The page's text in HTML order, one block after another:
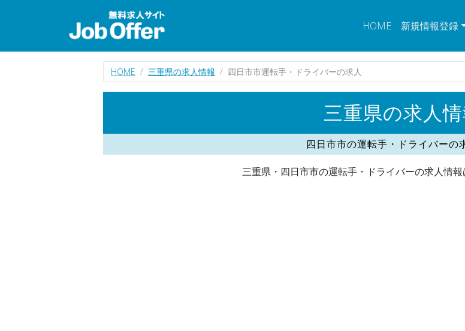
HOME 新規情報登録
HOME 三重県の求人情報 四日市市運転手・ドライバーの求人
三重県の求人
四日市市の運転手・ドライバーの
三重県・四日市市の運転手・ドライバーの求人情報